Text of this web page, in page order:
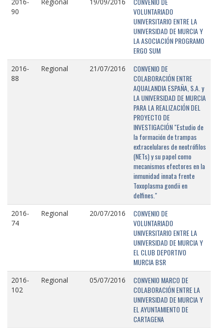
90
VOLUNTARIADO
UNIVERSITARIO ENTRE LA
UNIVERSIDAD DE MURCIA Y
LA ASOCIACIÓN PROGRAMO
ERGO SUM
2016-
88
Regional 21/07/2016
CONVENIO DE
COLABORACIÓN ENTRE
AQUALANDIA ESPAÑA, S.A. y
LA UNIVERSIDAD DE MURCIA
PARA LA REALIZACIÓN DEL
PROYECTO DE
INVESTIGACIÓN "Estudio de
la formación de trampas
extracelulares de neotrófilos
(NETs) y su papel como
mecanismos efectores en la
inmunidad innata frente
Toxoplasma gondii en
delfines."
2016-
74
Regional 20/07/2016
CONVENIO DE
VOLUNTARIADO
UNIVERSITARIO ENTRE LA
UNIVERSIDAD DE MURCIA Y
EL CLUB DEPORTIVO
MURCIA BSR
2016-
102
Regional 05/07/2016
CONVENIO MARCO DE
COLABORACIÓN ENTRE LA
UNIVERSIDAD DE MURCIA Y
EL AYUNTAMIENTO DE
CARTAGENA